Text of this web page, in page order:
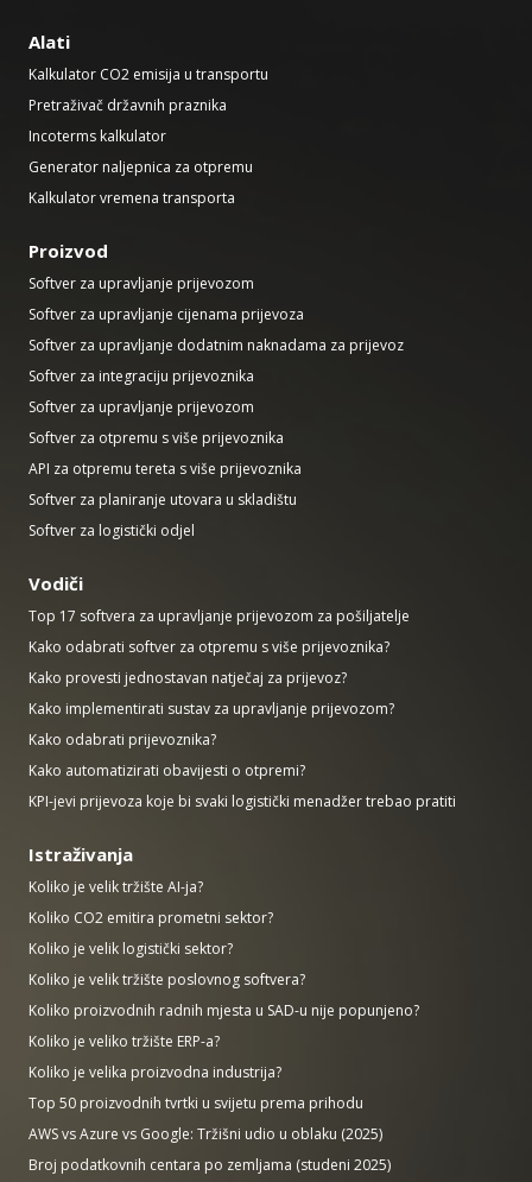
Alati
Kalkulator CO2 emisija u transportu
Pretraživač državnih praznika
Incoterms kalkulator
Generator naljepnica za otpremu
Kalkulator vremena transporta
Proizvod
Softver za upravljanje prijevozom
Softver za upravljanje cijenama prijevoza
Softver za upravljanje dodatnim naknadama za prijevoz
Softver za integraciju prijevoznika
Softver za upravljanje prijevozom
Softver za otpremu s više prijevoznika
API za otpremu tereta s više prijevoznika
Softver za planiranje utovara u skladištu
Softver za logistički odjel
Vodiči
Top 17 softvera za upravljanje prijevozom za pošiljatelje
Kako odabrati softver za otpremu s više prijevoznika?
Kako provesti jednostavan natječaj za prijevoz?
Kako implementirati sustav za upravljanje prijevozom?
Kako odabrati prijevoznika?
Kako automatizirati obavijesti o otpremi?
KPI-jevi prijevoza koje bi svaki logistički menadžer trebao pratiti
Istraživanja
Koliko je velik tržište AI-ja?
Koliko CO2 emitira prometni sektor?
Koliko je velik logistički sektor?
Koliko je velik tržište poslovnog softvera?
Koliko proizvodnih radnih mjesta u SAD-u nije popunjeno?
Koliko je veliko tržište ERP-a?
Koliko je velika proizvodna industrija?
Top 50 proizvodnih tvrtki u svijetu prema prihodu
AWS vs Azure vs Google: Tržišni udio u oblaku (2025)
Broj podatkovnih centara po zemljama (studeni 2025)